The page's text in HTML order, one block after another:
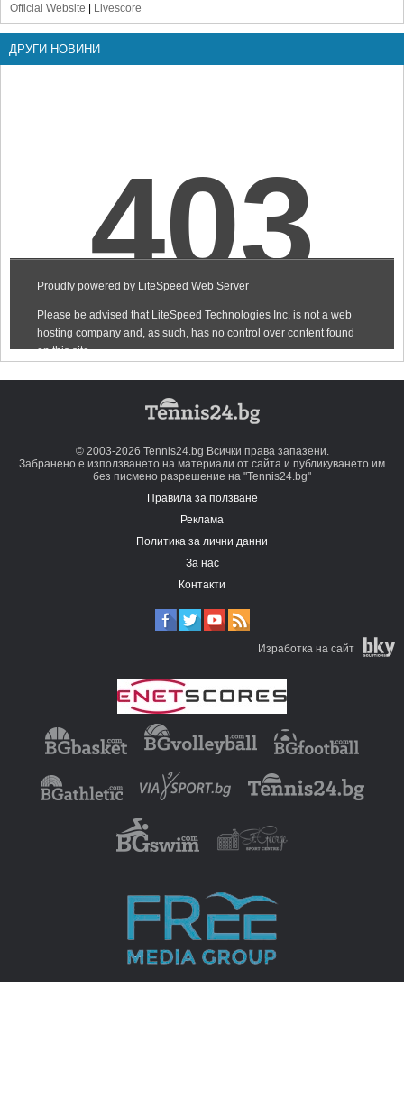
Official Website | Livescore
ДРУГИ НОВИНИ
© 2003-2026 Tennis24.bg Всички права запазени.
Забранено е използването на материали от сайта и публикуването им
без писмено разрешение на "Tennis24.bg"
Правила за ползване
Реклама
Политика за лични данни
За нас
Контакти
Изработка на сайт